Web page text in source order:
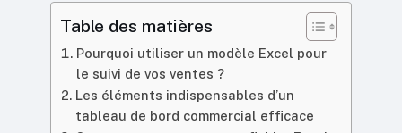
Table des matières
Pourquoi utiliser un modèle Excel pour
le suivi de vos ventes ?
Les éléments indispensables d’un
tableau de bord commercial efficace